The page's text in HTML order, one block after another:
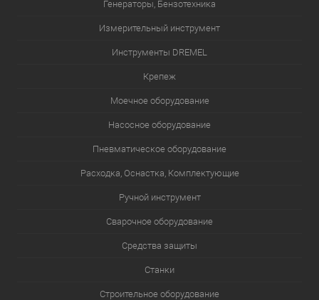
Генераторы, Бензотехника
Измерительный инструмент
Инструменты DREMEL
Крепеж
Моечное оборудование
Насосное оборудование
Пневматическое оборудование
Расходка, Оснастка, Комплектующие
Ручной инструмент
Сварочное оборудование
Средства защиты
Станки
Строительное оборудование